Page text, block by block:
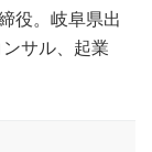
役。岐阜県出
サル、起業